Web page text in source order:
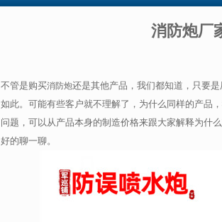
消防炮厂
不管是购买消防炮还是其他产品，我们都知道，只要
如此。可能有些客户就不理解了，为什么同样的产品
问题，可以从产品本身的制造价格来跟大家解释为什
好的聊一聊。